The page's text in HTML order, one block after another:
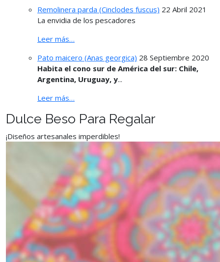
Remolinera parda (Cinclodes fuscus) 22 Abril 2021
La envidia de los pescadores
Leer más…
Pato maicero (Anas georgica) 28 Septiembre 2020
Habita el cono sur de América del sur: Chile,
Argentina, Uruguay, y...
Leer más…
Dulce Beso Para Regalar
¡Diseños artesanales imperdibles!